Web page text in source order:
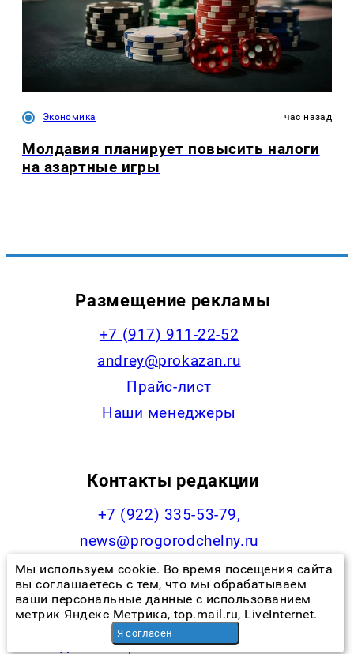
Экономика час назад
Молдавия планирует повысить налоги
на азартные игры
Размещение рекламы
+7 (917) 911-22-52
andrey@prokazan.ru
Прайс-лист
Наши менеджеры
Контакты редакции
+7 (922) 335-53-79,
news@progorodchelny.ru
Наша статистика
Мы используем cookie. Во время посещения сайта
вы соглашаетесь с тем, что мы обрабатываем
ваши персональные данные с использованием
метрик Яндекс Метрика, top.mail.ru, LiveInternet.
Я согласен